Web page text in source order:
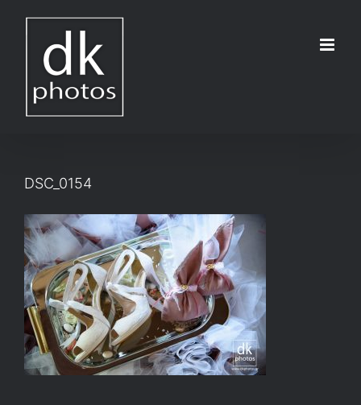
DSC_0154